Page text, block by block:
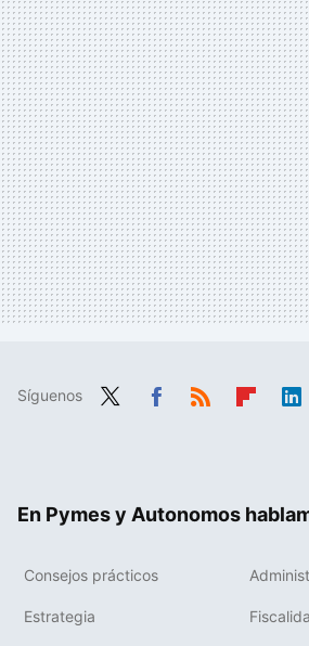
Síguenos
En Pymes y Autonomos
Consejos prácticos
Estrategia